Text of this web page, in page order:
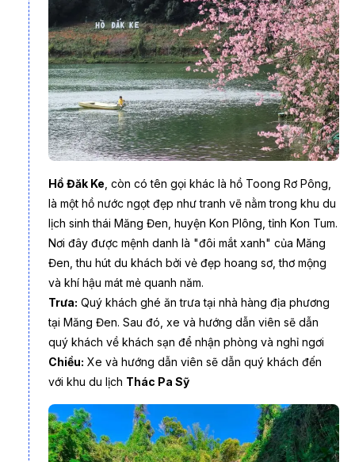
Măng Đenlà vùng đất còn giữ được nét hoang sơ hiếm có,
với rừng thông bạt ngàn, khí hậu mát mẻ quanh năm và những
Hồ Đăk Ke , còn có tên gọi khác là hồ Toong Rơ Pông,
là một hồ nước ngọt đẹp như tranh vẽ nằm trong khu du
lịch sinh thái Măng Đen, huyện Kon Plông, tỉnh Kon Tum.
Nơi đây được mệnh danh là "đôi mắt xanh" của Măng
Đen, thu hút du khách bởi vẻ đẹp hoang sơ, thơ mộng
và khí hậu mát mẻ quanh năm.
Trưa: Quý khách ghé ăn trưa tại nhà hàng địa phương
tại Măng Đen. Sau đó, xe và hướng dẫn viên sẽ dẫn
quý khách về khách sạn để nhận phòng và nghỉ ngơi
Chiều: Xe và hướng dẫn viên sẽ dẫn quý khách đến
với khu du lịch Thác Pa Sỹ